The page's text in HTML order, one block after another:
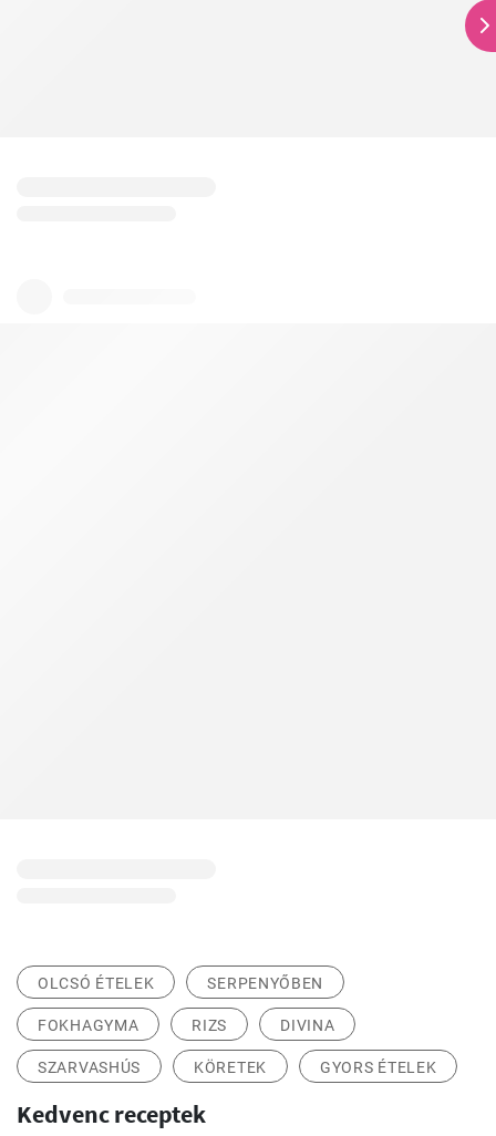
OLCSÓ ÉTELEK SERPENYŐBEN
FOKHAGYMA RIZS DIVINA
SZARVASHÚS KÖRETEK GYORS ÉTELEK
Kedvenc receptek